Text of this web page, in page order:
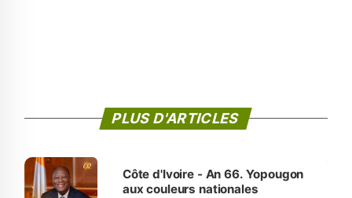
PLUS D'ARTICLES
Côte d'Ivoire - An 66. Yopougon
aux couleurs nationales